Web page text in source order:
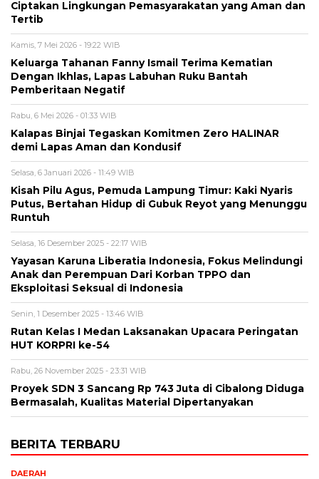
Ciptakan Lingkungan Pemasyarakatan yang Aman dan
Tertib
Kamis, 7 Mei 2026 - 19:22 WIB
Keluarga Tahanan Fanny Ismail Terima Kematian
Dengan Ikhlas, Lapas Labuhan Ruku Bantah
Pemberitaan Negatif
Rabu, 6 Mei 2026 - 01:33 WIB
Kalapas Binjai Tegaskan Komitmen Zero HALINAR
demi Lapas Aman dan Kondusif
Selasa, 6 Januari 2026 - 11:49 WIB
Kisah Pilu Agus, Pemuda Lampung Timur: Kaki Nyaris
Putus, Bertahan Hidup di Gubuk Reyot yang Menunggu
Runtuh
Selasa, 16 Desember 2025 - 22:17 WIB
Yayasan Karuna Liberatia Indonesia, Fokus Melindungi
Anak dan Perempuan Dari Korban TPPO dan
Eksploitasi Seksual di Indonesia
Senin, 1 Desember 2025 - 13:46 WIB
Rutan Kelas I Medan Laksanakan Upacara Peringatan
HUT KORPRI ke-54
Rabu, 26 November 2025 - 23:31 WIB
Proyek SDN 3 Sancang Rp 743 Juta di Cibalong Diduga
Bermasalah, Kualitas Material Dipertanyakan
BERITA TERBARU
DAERAH